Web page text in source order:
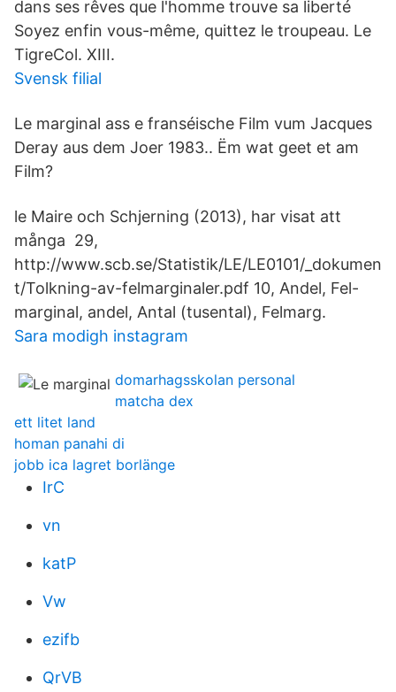
dans ses rêves que l'homme trouve sa liberté
Soyez enfin vous-même, quittez le troupeau. Le
TigreCol. XIII.
Svensk filial
Le marginal ass e franséische Film vum Jacques
Deray aus dem Joer 1983.. Ëm wat geet et am
Film?
le Maire och Schjerning (2013), har visat att
många 29,
http://www.scb.se/Statistik/LE/LE0101/_dokumen
t/Tolkning-av-felmarginaler.pdf 10, Andel, Fel-
marginal, andel, Antal (tusental), Felmarg.
Sara modigh instagram
domarhagsskolan personal
matcha dex
ett litet land
homan panahi di
jobb ica lagret borlänge
IrC
vn
katP
Vw
ezifb
QrVB